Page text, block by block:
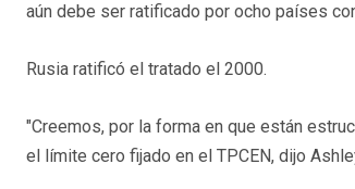
aún debe ser ratificado por ocho países
Rusia ratificó el tratado el 2000.
"Creemos, por la forma en que están
el límite cero fijado en el TPCEN, dijo